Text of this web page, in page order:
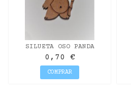
SILUETA OSO PANDA
0,70 €
COMPRAR